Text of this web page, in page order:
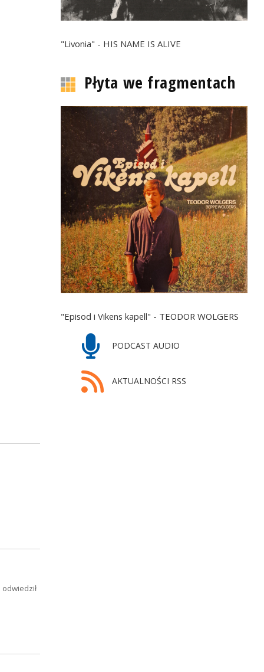
"Livonia" - HIS NAME IS ALIVE
Płyta we fragmentach
"Episod i Vikens kapell" - TEODOR WOLGERS
PODCAST AUDIO
AKTUALNOŚCI RSS